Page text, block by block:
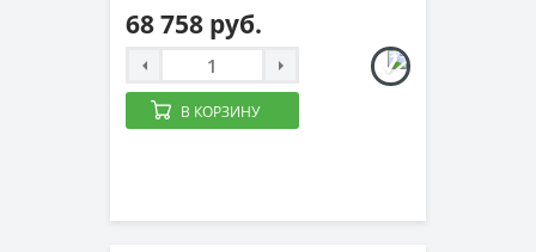
68 758 руб.
В КОРЗИНУ